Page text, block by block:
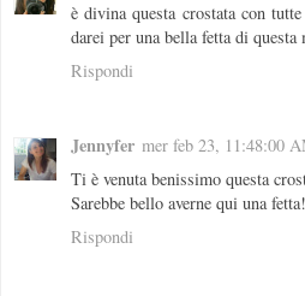
è divina questa crostata con
darei per una bella fetta di
Rispondi
Jennyfer mer feb 23, 11:48:00
Ti è venuta benissimo questa
Sarebbe bello averne qui una fetta!
Rispondi